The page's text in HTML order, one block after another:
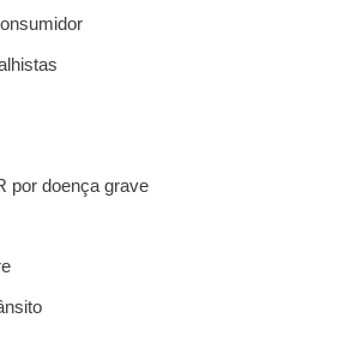
por doença grave